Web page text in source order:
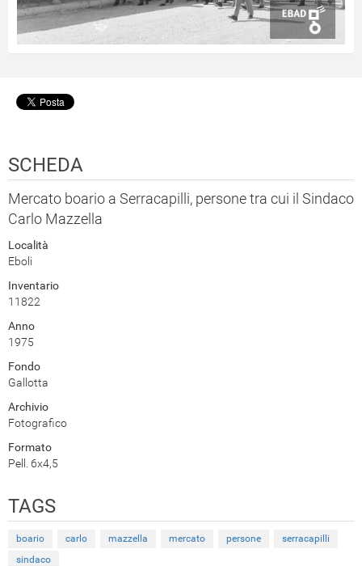
SCHEDA
Mercato boario a Serracapilli, persone tra cui il Sindaco
Carlo Mazzella
Località
Eboli
Inventario
11822
Anno
1975
Fondo
Gallotta
Archivio
Fotografico
Formato
Pell. 6x4,5
TAGS
boario carlo mazzella mercato persone
serracapilli
sindaco